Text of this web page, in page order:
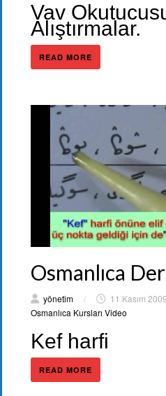
Vav
Alıştırmalar.
READ MORE
Osmanlıca
yönetim / 11 Kasım 2009
Osmanlıca Kursları Video
Kef harfi
READ MORE